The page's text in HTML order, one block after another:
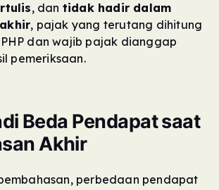
, dan tidak hadir dalam
, pajak yang terutang dihitung
dan wajib pajak dianggap
pemeriksaan.
Beda Pendapat saat
Akhir
perbedaan pendapat